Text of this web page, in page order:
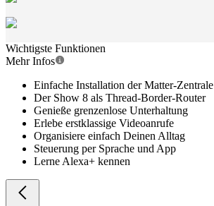
Wichtigste Funktionen
Mehr Infos
Einfache Installation der Matter-Zentrale
Der Show 8 als Thread-Border-Router
Genieße grenzenlose Unterhaltung
Erlebe erstklassige Videoanrufe
Organisiere einfach Deinen Alltag
Steuerung per Sprache und App
Lerne Alexa+ kennen